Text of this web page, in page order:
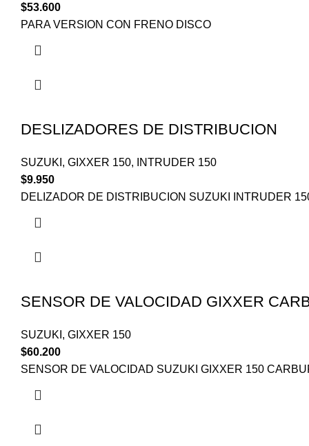
$53.600
PARA VERSION CON FRENO DISCO
DESLIZADORES DE DISTRIBUCION
SUZUKI , GIXXER 150,
INTRUDER 150
$9.950
DELIZADOR DE DISTRIBUCION SUZUKI INTRUDER
SENSOR DE VALOCIDAD GIXXER
SUZUKI , GIXXER 150
$60.200
SENSOR DE VALOCIDAD SUZUKI GIXXER 150